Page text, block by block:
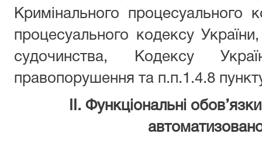
Кримінального процесуального
процесуального кодексу
судочинства, Кодексу
правопорушення та п.п.1.4.8
ІІ. Функціональні